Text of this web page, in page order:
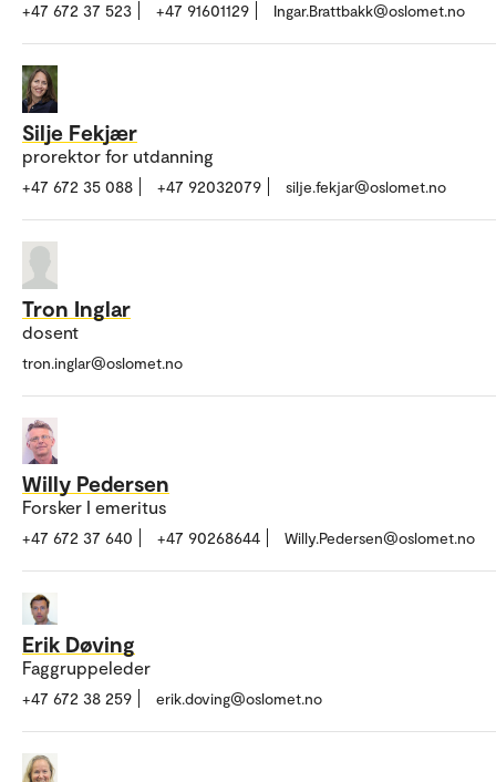
+47 672 37 523 +47 91601129 Ingar.Brattbakk@oslomet.no
Silje Fekjær
prorektor for utdanning
+47 672 35 088 +47 92032079 silje.fekjar@oslomet.no
Tron Inglar
dosent
tron.inglar@oslomet.no
Willy Pedersen
Forsker I emeritus
+47 672 37 640 +47 90268644 Willy.Pedersen@oslomet.no
Erik Døving
Faggruppeleder
+47 672 38 259 erik.doving@oslomet.no